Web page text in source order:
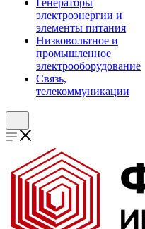
Генераторы
электроэнергии и
элементы питания
Низковольтное и
промышленное
электрооборудование
Связь,
телекоммуникации